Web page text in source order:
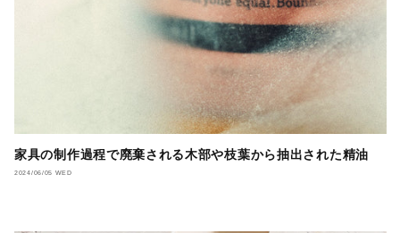
家具の制作過程で廃棄される木部や枝葉から抽出された精油
2024/06/05 WED